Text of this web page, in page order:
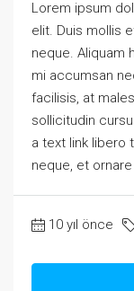
Lorem ipsum
elit. Duis mollis
neque. Aliquam
mi accumsan
facilisis, at
sollicitudin
a text link libero
neque, et
10 yıl önce